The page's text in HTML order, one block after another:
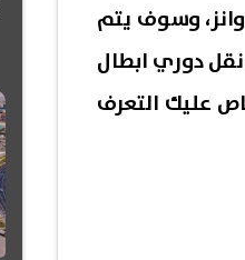
وسوف يتم
المسؤلة عن نقل دوري ابطال
عليك التعرف